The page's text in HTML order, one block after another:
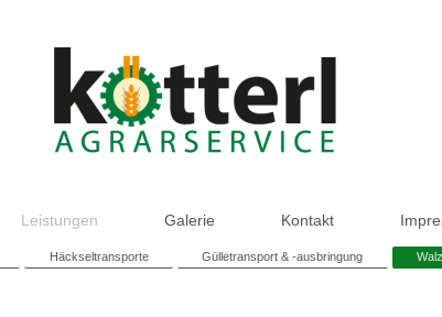
Leistungen Galerie Kontakt
Häckseltransporte Gülletransport & -ausbringung